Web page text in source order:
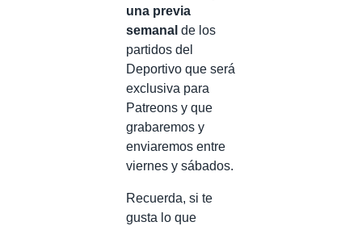
una previa
semanal de los
partidos del
Deportivo que será
exclusiva para
Patreons y que
grabaremos y
enviaremos entre
viernes y sábados.
Recuerda, si te
gusta lo que